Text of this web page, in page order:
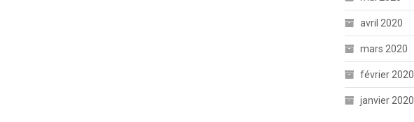
avril 2020
mars 2020
février 2020
janvier 2020